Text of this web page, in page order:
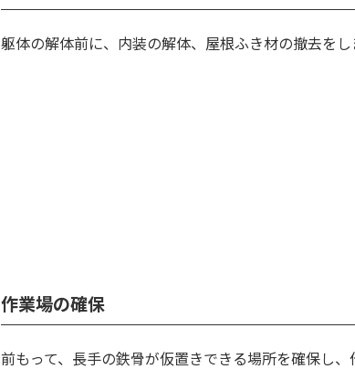
躯体の解体前に、内装の解体、屋根ふき材の撤去をし
作業場の確保
前もって、長手の鉄骨が仮置きできる場所を確保し